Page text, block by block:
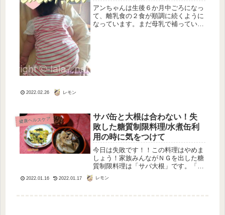
アンちゃんは生後６か月中ごろになっ
て、離乳食の２食が順調に続くように
なっています。まだ母乳で補っていた
2022.02.26 レモン
健康ヘルスケア
サバ缶と大根は合わない！失
敗した糖質制限料理/水煮缶利
用の時に気をつけて
今日は失敗です！！この料理はやめま
しょう！家族みんながＮＧを出した糖
質制限料理は「サバ大根」です。「ぶ
根」もいけると思ったのですが・・・
2022.01.16 2022.01.17 レモン